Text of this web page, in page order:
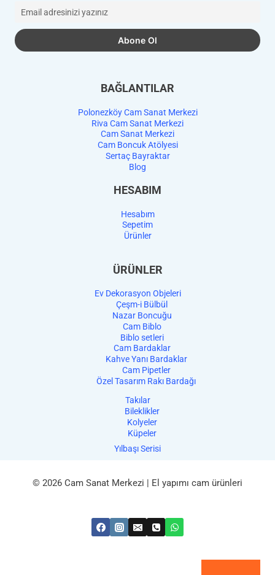
BAĞLANTILAR
Polonezköy Cam Sanat Merkezi
Riva Cam Sanat Merkezi
Cam Sanat Merkezi
Cam Boncuk Atölyesi
Sertaç Bayraktar
Blog
HESABIM
Hesabım
Sepetim
Ürünler
ÜRÜNLER
Ev Dekorasyon Objeleri
Çeşm-i Bülbül
Nazar Boncuğu
Cam Biblo
Biblo setleri
Cam Bardaklar
Kahve Yanı Bardaklar
Cam Pipetler
Özel Tasarım Rakı Bardağı
Takılar
Bileklikler
Kolyeler
Küpeler
Yılbaşı Serisi
© 2026 Cam Sanat Merkezi | El yapımı cam ürünleri